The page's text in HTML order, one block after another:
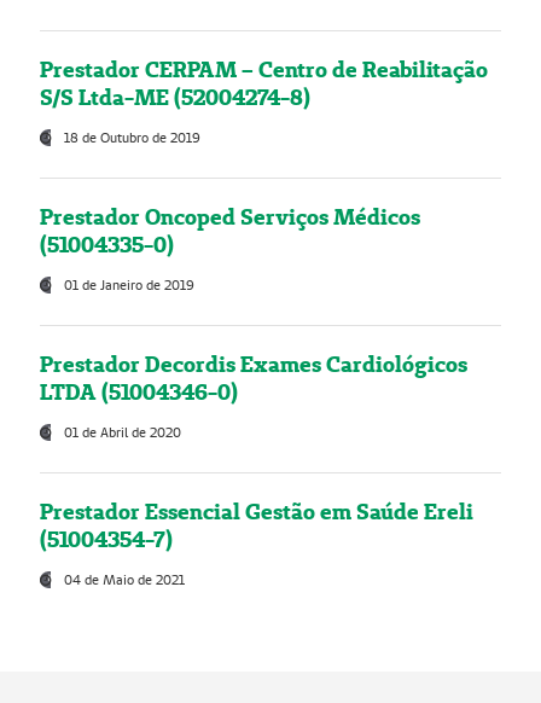
Prestador CERPAM – Centro de Reabilitação
S/S Ltda-ME (52004274-8)
18 de Outubro de 2019
Prestador Oncoped Serviços Médicos
(51004335-0)
01 de Janeiro de 2019
Prestador Decordis Exames Cardiológicos
LTDA (51004346-0)
01 de Abril de 2020
Prestador Essencial Gestão em Saúde Ereli
(51004354-7)
04 de Maio de 2021